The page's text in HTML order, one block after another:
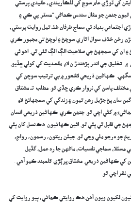
کي ٽوڙي عام سوچ کي للڪاريندي، عقيدي پرستي
ٿيون جنھن جو مثال سندس ڪھاڻي ”مسٽر پي ڪي ۽
اجتماعي بنياد تي سماج طرفان طئہ ٿيل روايت پرستي،
رخن خلاف سوال اٿاري سوچڻ ۽ لوچڻ تي مجبور ڪري
ان کي سمجهڻ جي صلاحيت الڳ الڳ ٿئي ٿي. اهو ئي
تخليق جي اندر پڙهندڙ ن لاءِ مقصديت کي کولي ڇڏيو.
سگهي. ڪهاڻين ذريعي لاشعور ۾ بي ترتيب سوچن کي
پاسن کي نروار ڪري ڇڏي ٿو. مطلب تہ مشتاق
سان پڻ جڙيل رهن ٿيون ۽ زندگي کي سمجهائڻ لاءِ
۾ کڻي اچي ٿو. جنھن ڪري ڪهاڻين ذريعي انسان
جي قابل ٿي پئي ٿو. ائين ڪهاڻيون هڪ نسل کان ٻئي
جو درجو ملي وڃي ٿو. جيئن ريتون، رسمون، رواج،
مسئلا، سماجي نفسيات، ماڻهن جا رد عمل، گڏيل
کي ڪهاڻين ذريعي مشتاق ڀرڳڙي قلمبند ڪيو آھي..
نظر اچي ٿو.
لکيون ويون آھن.ھڪ روايتي ڪھاڻي، ٻيو روايت کي